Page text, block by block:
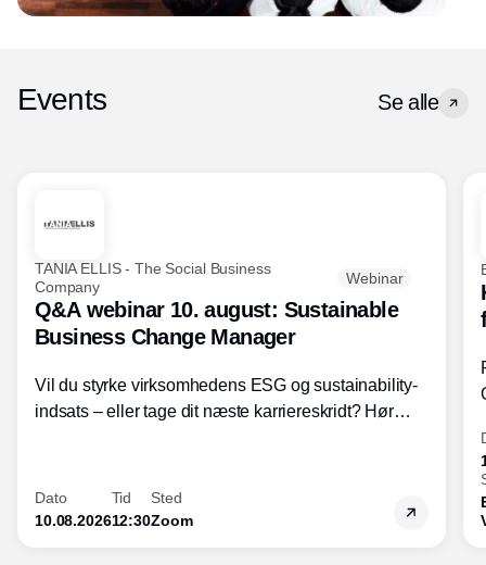
Events Se alle
TANIA ELLIS - The Social Business
Company
Webinar
Q&A webinar 10. august: Sustainable
Business Change Manager
Vil du styrke virksomhedens ESG og sustainability-
indsats – eller tage dit næste karriereskridt? Hør
inden for bæredygtig forretningsudvikling - så du
skaber værdi for både samfund og bundlinje.
Dato
10.08.2026
Tid
12:30
Sted
Zoom